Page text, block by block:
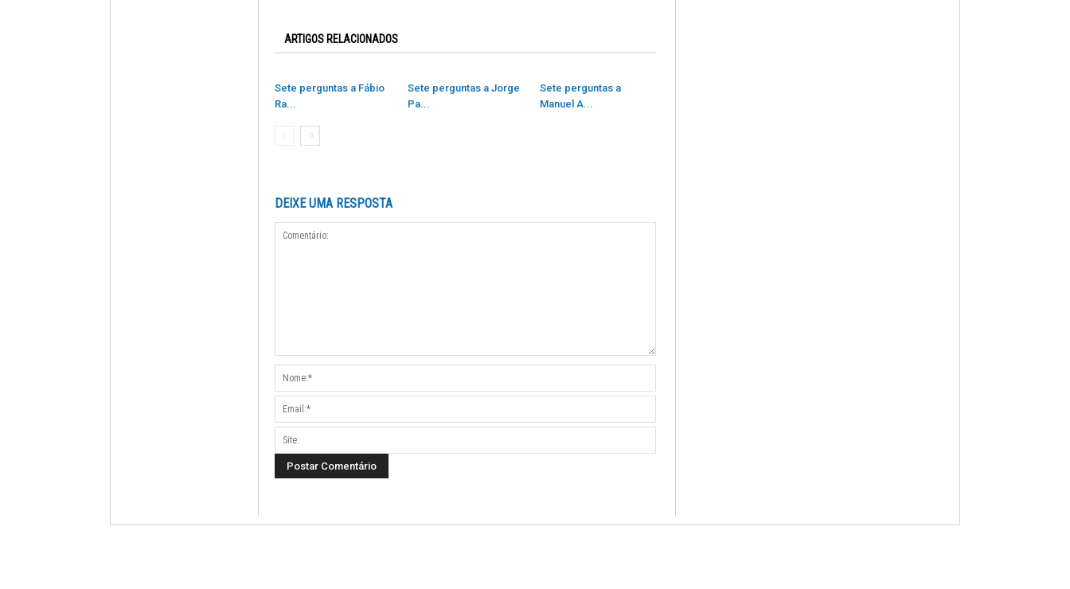
ARTIGOS RELACIONADOS
Sete perguntas a Fábio
Ra...
Sete perguntas a Jorge
Pa...
Sete perguntas a
Manuel A...
DEIXE UMA RESPOSTA